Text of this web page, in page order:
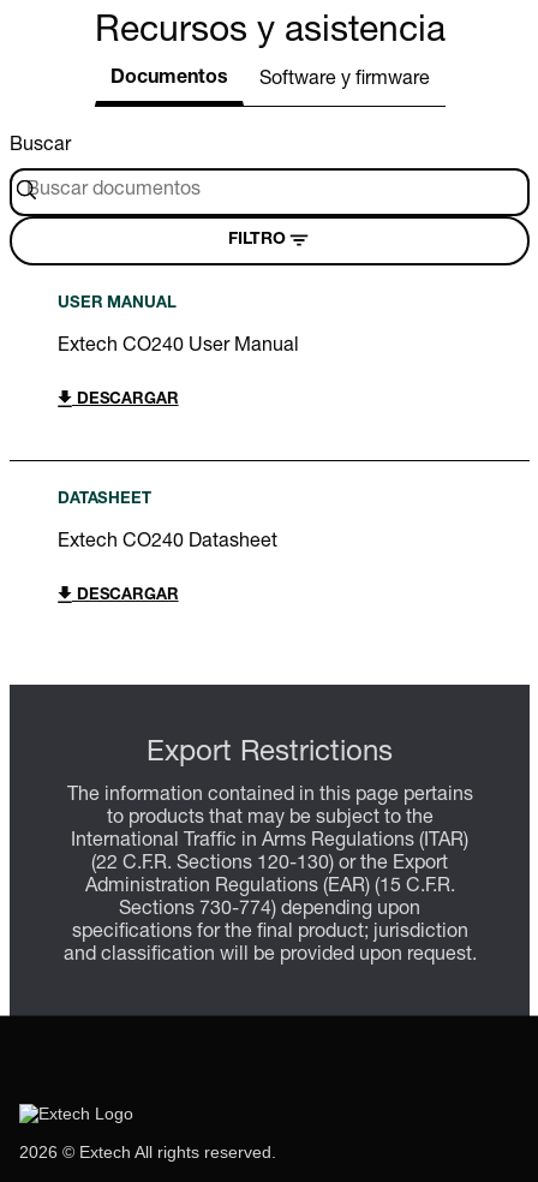
Recursos y asistencia
Documentos Software y firmware
Buscar
FILTRO
USER MANUAL
Extech CO240 User Manual
DESCARGAR
DATASHEET
Extech CO240 Datasheet
DESCARGAR
Export Restrictions
The information contained in this page pertains
to products that may be subject to the
International Traffic in Arms Regulations (ITAR)
(22 C.F.R. Sections 120-130) or the Export
Administration Regulations (EAR) (15 C.F.R.
Sections 730-774) depending upon
specifications for the final product; jurisdiction
and classification will be provided upon request.
2026 © Extech All rights reserved.